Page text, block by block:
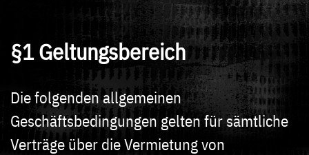
§1 Geltungsbereich
Die folgenden allgemeinen
Geschäftsbedingungen gelten für sämtliche
Verträge über die Vermietung von